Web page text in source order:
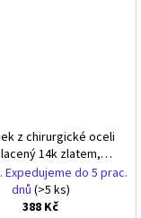
z chirurgické oceli
14k zlatem,
korálky, vážka
BST1631
Expedujeme do 5 prac.
dnů (>5 ks)
388 Kč